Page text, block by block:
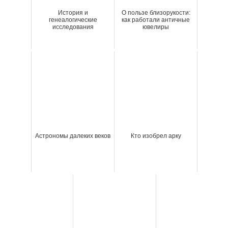
История и
генеалогические
исследования
О пользе близорукости:
как работали античные
ювелиры
Астрономы далеких веков Кто изобрел арку